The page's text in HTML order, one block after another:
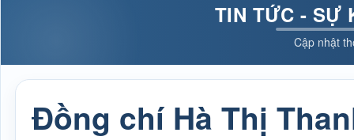
TIN TỨC - SỰ
Cập nhật
Đồng chí Hà Thị